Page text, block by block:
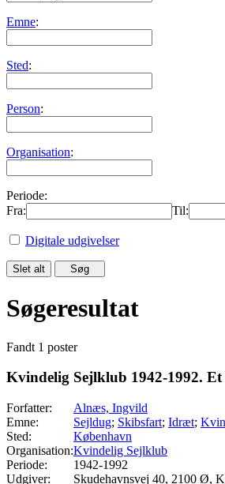
Emne:
Sted:
Person:
Organisation:
Periode:
Fra:
Til:
Digitale udgivelser
Søgeresultat
Fandt 1 poster
Kvindelig Sejlklub 1942-1992.
Forfatter:
Alnæs, Ingvild
Emne:
Sejldug; Skibsfart; Idræt;
Sted:
København
Organisation:Kvindelig Sejlklub
Periode:
1942-1992
Udgiver:
Skudehavnsvej 40, 2100 Ø,